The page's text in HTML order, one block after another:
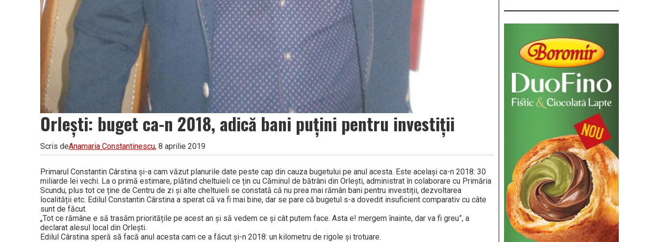
Orlești: buget ca-n 2018, adică bani puțini pentru investiții
Scris deAnamaria Constantinescu, 8 aprilie 2019
Primarul Constantin Cârstina și-a cam văzut planurile date peste cap din cauza bugetului pe anul acesta. Este același ca-n 2018: 30
miliarde lei vechi. La o primă estimare, plătind cheltuieli ce țin cu Căminul de bătrâni din Orlești, administrat în colaborare cu Primăria
Scundu, plus tot ce ține de Centru de zi și alte cheltuieli se constată că nu prea mai rămân bani pentru investiții, dezvoltarea
localității etc. Edilul Constantin Cârstina a sperat că va fi mai bine, dar se pare că bugetul s-a dovedit insuficient comparativ cu câte
sunt de făcut.
„Tot ce rămâne e să trasăm prioritățile pe acest an și să vedem ce și cât putem face. Asta e! mergem înainte, dar va fi greu”, a
declarat alesul local din Orlești.
Edilul Cârstina speră să facă anul acesta cam ce a făcut și-n 2018: un kilometru de rigole și trotuare.